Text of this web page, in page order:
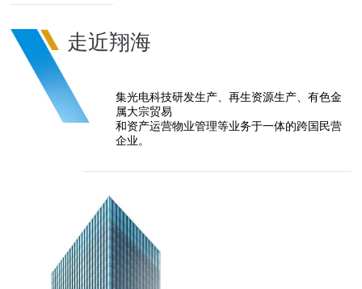
走近翔海
集光电科技研发生产、再生资源生产、有色金
属大宗贸易
和资产运营物业管理等业务于一体的跨国民营
企业。